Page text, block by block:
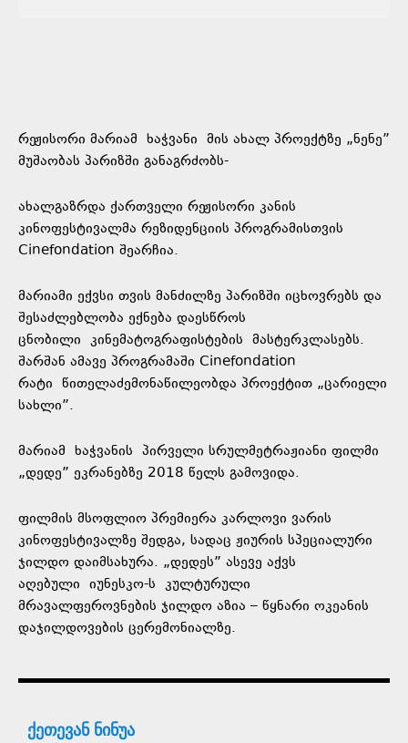
რეჟისორი მარიამ ხაჭვანი მის ახალ პროექტზე „ნენე”
მუშაობას პარიზში განაგრძობს-
ახალგაზრდა ქართველი რეჟისორი კანის
კინოფესტივალმა რეზიდენციის პროგრამისთვის
Cinefondation შეარჩია.
მარიამი ექვსი თვის მანძილზე პარიზში იცხოვრებს და
შესაძლებლობა ექნება დაესწროს
ცნობილი კინემატოგრაფისტების მასტერკლასებს.
შარშან ამავე პროგრამაში Cinefondation
რატი წითელაძემონაწილეობდა პროექტით „ცარიელი
სახლი”.
მარიამ ხაჭვანის პირველი სრულმეტრაჟიანი ფილმი
„დედე” ეკრანებზე 2018 წელს გამოვიდა.
ფილმის მსოფლიო პრემიერა კარლოვი ვარის
კინოფესტივალზე შედგა, სადაც ჟიურის სპეციალური
ჯილდო დაიმსახურა. „დედეს” ასევე აქვს
აღებული იუნესკო-ს კულტურული
მრავალფეროვნების ჯილდო აზია – წყნარი ოკეანის
დაჯილდოვების ცერემონიალზე.
ქეთევან ნინუა